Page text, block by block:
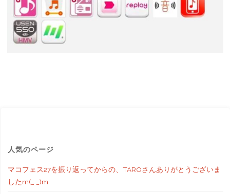
人気のページ
マコフェス27を振り返ってからの、TAROさんありがとうございま
したm(_ _)m